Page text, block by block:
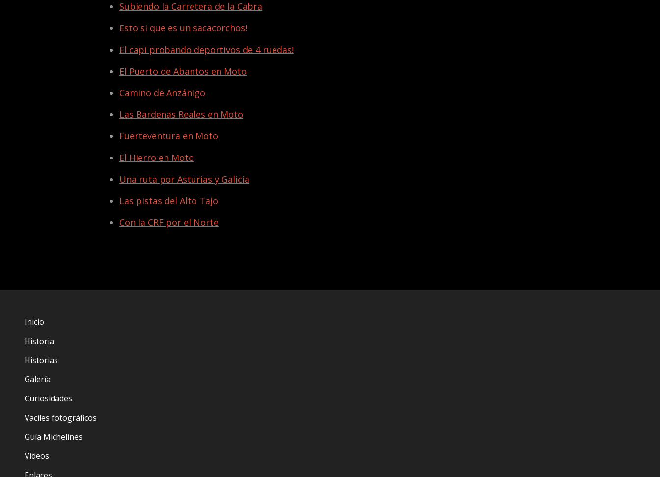
Subiendo la Carretera de la Cabra
Esto si que es un sacacorchos!
El capi probando deportivos de 4 ruedas!
El Puerto de Abantos en Moto
Camino de Anzánigo
Las Bardenas Reales en Moto
Fuerteventura en Moto
El Hierro en Moto
Una ruta por Asturias y Galicia
Las pistas del Alto Tajo
Con la CRF por el Norte
Inicio
Historia
Historias
Galería
Curiosidades
Vaciles fotográficos
Guía Michelines
Vídeos